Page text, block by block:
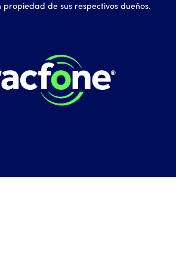
propiedad de sus respectivos dueños.